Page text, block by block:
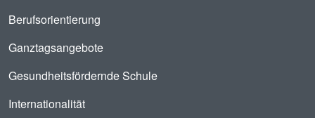
Berufsorientierung
Ganztagsangebote
Gesundheitsfördernde Schule
Internationalität